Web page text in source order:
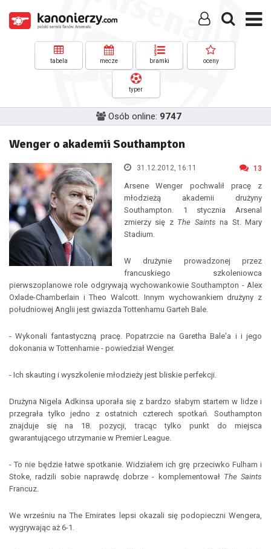
tabela mecze bramki oceny
typer
Osób online: 9747
Wenger o akademii Southampton
31.12.2012, 16:11 13
Arsene Wenger pochwalił pracę z
młodzieżą akademii drużyny
Southampton. 1 stycznia Arsenal
zmierzy się z The Saints na St. Mary
Stadium.
W drużynie prowadzonej przez
francuskiego szkoleniowca
pierwszoplanowe role odgrywają wychowankowie Southampton - Alex
Oxlade-Chamberlain i Theo Walcott. Innym wychowankiem drużyny z
południowej Anglii jest gwiazda Tottenhamu Garteh Bale.
- Wykonali fantastyczną pracę. Popatrzcie na Garetha Bale'a i i jego
dokonania w Tottenhamie - powiedział Wenger.
- Ich skauting i wyszkolenie młodzieży jest bliskie perfekcji.
Drużyna Nigela Adkinsa uporała się z bardzo słabym startem w lidze i
przegrała tylko jedno z ostatnich czterech spotkań. Southampton
znajduje się na 18. pozycji, tracąc tylko punkt do miejsca
gwarantującego utrzymanie w Premier League.
- To nie będzie łatwe spotkanie. Widziałem ich grę przeciwko Fulham i
Stoke, radzili sobie naprawdę dobrze - komplementował The Saints
Francuz.
We wrześniu na The Emirates lepsi okazali się podopieczni Wengera,
wygrywając aż 6-1.